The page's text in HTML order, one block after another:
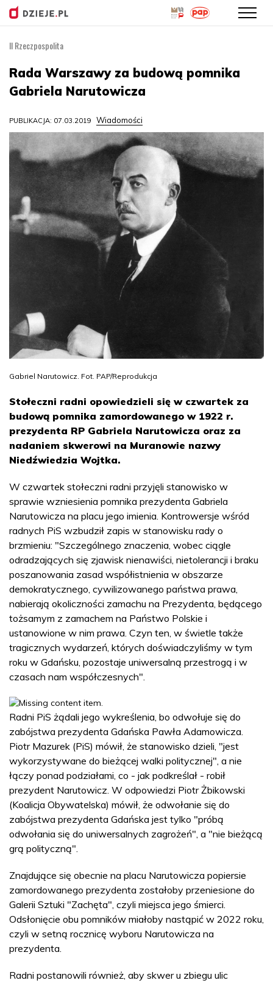
treści
II Rzeczpospolita
Rada Warszawy za budową pomnika
Gabriela Narutowicza
PUBLIKACJA: 07.03.2019 Wiadomości
Gabriel Narutowicz. Fot. PAP/Reprodukcja
Stołeczni radni opowiedzieli się w czwartek za
budową pomnika zamordowanego w 1922 r.
prezydenta RP Gabriela Narutowicza oraz za
nadaniem skwerowi na Muranowie nazwy
Niedźwiedzia Wojtka.
W czwartek stołeczni radni przyjęli stanowisko w
sprawie wzniesienia pomnika prezydenta Gabriela
Narutowicza na placu jego imienia. Kontrowersje wśród
radnych PiS wzbudził zapis w stanowisku rady o
brzmieniu: "Szczególnego znaczenia, wobec ciągle
odradzających się zjawisk nienawiści, nietolerancji i braku
poszanowania zasad współistnienia w obszarze
demokratycznego, cywilizowanego państwa prawa,
nabierają okoliczności zamachu na Prezydenta, będącego
tożsamym z zamachem na Państwo Polskie i
ustanowione w nim prawa. Czyn ten, w świetle także
tragicznych wydarzeń, których doświadczyliśmy w tym
roku w Gdańsku, pozostaje uniwersalną przestrogą i w
czasach nam współczesnych".
Radni PiS żądali jego wykreślenia, bo odwołuje się do
zabójstwa prezydenta Gdańska Pawła Adamowicza.
Piotr Mazurek (PiS) mówił, że stanowisko dzieli, "jest
wykorzystywane do bieżącej walki politycznej", a nie
łączy ponad podziałami, co - jak podkreślał - robił
prezydent Narutowicz. W odpowiedzi Piotr Żbikowski
(Koalicja Obywatelska) mówił, że odwołanie się do
zabójstwa prezydenta Gdańska jest tylko "próbą
odwołania się do uniwersalnych zagrożeń", a "nie bieżącą
grą polityczną".
Znajdujące się obecnie na placu Narutowicza popiersie
zamordowanego prezydenta zostałoby przeniesione do
Galerii Sztuki "Zachęta", czyli miejsca jego śmierci.
Odsłonięcie obu pomników miałoby nastąpić w 2022 roku,
czyli w setną rocznicę wyboru Narutowicza na
prezydenta.
Radni postanowili również, aby skwer u zbiegu ulic